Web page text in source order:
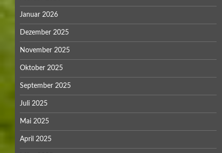
Januar 2026
Dezember 2025
November 2025
Oktober 2025
September 2025
Juli 2025
Mai 2025
April 2025